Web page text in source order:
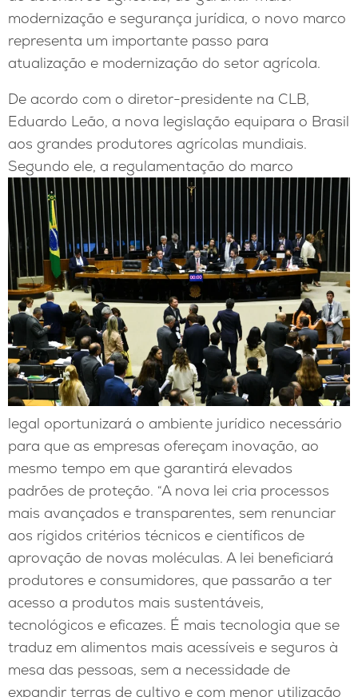
modernização e segurança jurídica, o novo marco
representa um importante passo para
atualização e modernização do setor agrícola.
De acordo com o diretor-presidente na CLB,
Eduardo Leão, a nova legislação equipara o Brasil
aos grandes produtores agrícolas mundiais.
Segundo ele, a regulamentação do marco
legal oportunizará o ambiente jurídico necessário
para que as empresas ofereçam inovação, ao
mesmo tempo em que garantirá elevados
padrões de proteção. “A nova lei cria processos
mais avançados e transparentes, sem renunciar
aos rígidos critérios técnicos e científicos de
aprovação de novas moléculas. A lei beneficiará
produtores e consumidores, que passarão a ter
acesso a produtos mais sustentáveis,
tecnológicos e eficazes. É mais tecnologia que se
traduz em alimentos mais acessíveis e seguros à
mesa das pessoas, sem a necessidade de
expandir terras de cultivo e com menor utilização